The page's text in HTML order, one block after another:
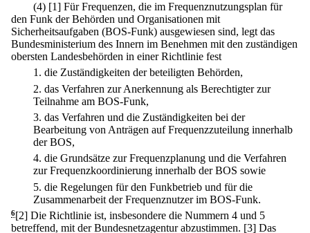
(4) [1] Für Frequenzen, die im Frequenznutzungsplan für
den Funk der Behörden und Organisationen mit
Sicherheitsaufgaben (BOS-Funk) ausgewiesen sind, legt das
Bundesministerium des Innern im Benehmen mit den zuständigen
obersten Landesbehörden in einer Richtlinie fest
1. die Zuständigkeiten der beteiligten Behörden,
2. das Verfahren zur Anerkennung als Berechtigter zur
Teilnahme am BOS-Funk,
3. das Verfahren und die Zuständigkeiten bei der
Bearbeitung von Anträgen auf Frequenzzuteilung innerhalb
der BOS,
4. die Grundsätze zur Frequenzplanung und die Verfahren
zur Frequenzkoordinierung innerhalb der BOS sowie
5. die Regelungen für den Funkbetrieb und für die
Zusammenarbeit der Frequenznutzer im BOS-Funk.
6[2] Die Richtlinie ist, insbesondere die Nummern 4 und 5
betreffend, mit der Bundesnetzagentur abzustimmen. [3] Das